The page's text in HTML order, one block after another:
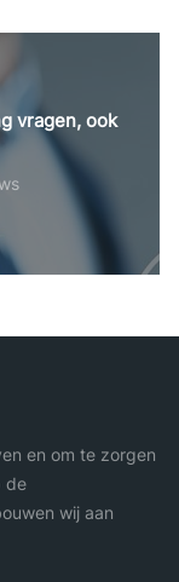
vragen, ook
en om te zorgen
de
wij aan